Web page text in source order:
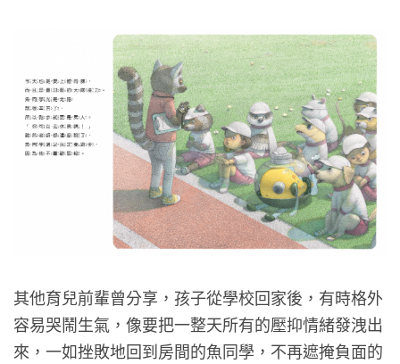
其他育兒前輩曾分享，孩子從學校回家後，有時格外
容易哭鬧生氣，像要把一整天所有的壓抑情緒發洩出
來，一如挫敗地回到房間的魚同學，不再遮掩負面的